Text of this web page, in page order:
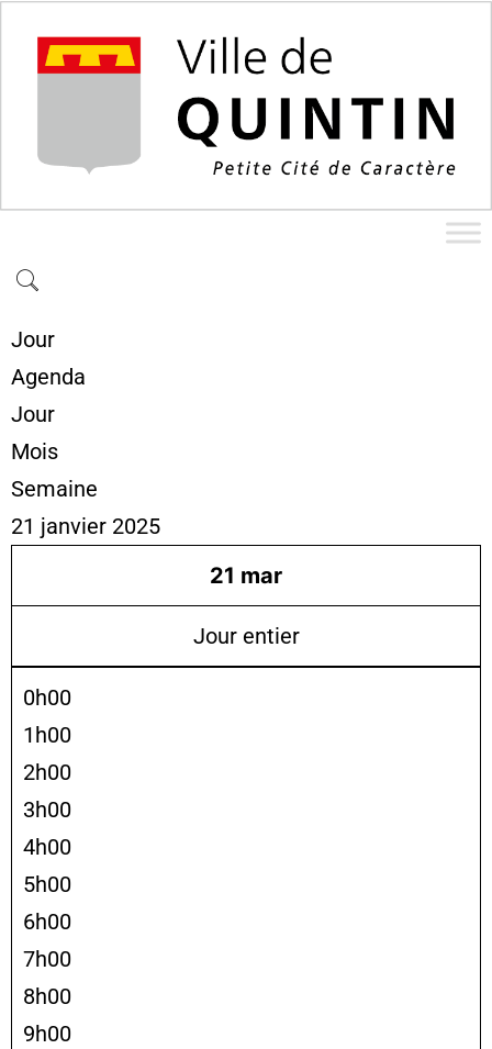
Jour
Agenda
Jour
Mois
Semaine
21 janvier 2025
21 mar
Jour entier
0h00
1h00
2h00
3h00
4h00
5h00
6h00
7h00
8h00
9h00